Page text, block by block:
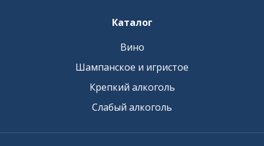
Каталог
Вино
Шампанское и игристое
Крепкий алкоголь
Слабый алкоголь